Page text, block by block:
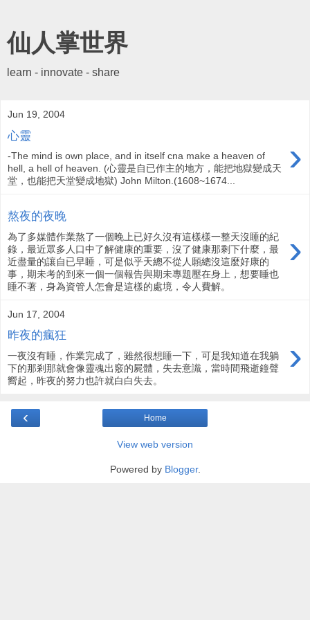
仙人掌世界
learn - innovate - share
Jun 19, 2004
心靈 ›
-The mind is own place, and in itself cna make a heaven of
hell, a hell of heaven. (心靈是自已作主的地方，能把地獄變成天
堂，也能把天堂變成地獄) John Milton.(1608~1674...
熬夜的夜晚
›
為了多媒體作業熬了一個晚上已好久沒有這樣樣一整天沒睡的紀
錄，最近眾多人口中了解健康的重要，沒了健康那剩下什麼，最
近盡量的讓自已早睡，可是似乎天總不從人願總沒這麼好康的
事，期未考的到來一個一個報告與期未專題壓在身上，想要睡也
睡不著，身為資管人怎會是這樣的處境，令人費解。
Jun 17, 2004
昨夜的瘋狂 ›
一夜沒有睡，作業完成了，雖然很想睡一下，可是我知道在我躺
下的那剎那就會像靈魂出竅的屍體，失去意識，當時間飛逝鐘聲
嚮起，昨夜的努力也許就白白失去。
‹ Home
View web version
Powered by Blogger.